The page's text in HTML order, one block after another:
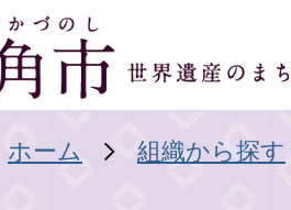
ホーム 組織から探す